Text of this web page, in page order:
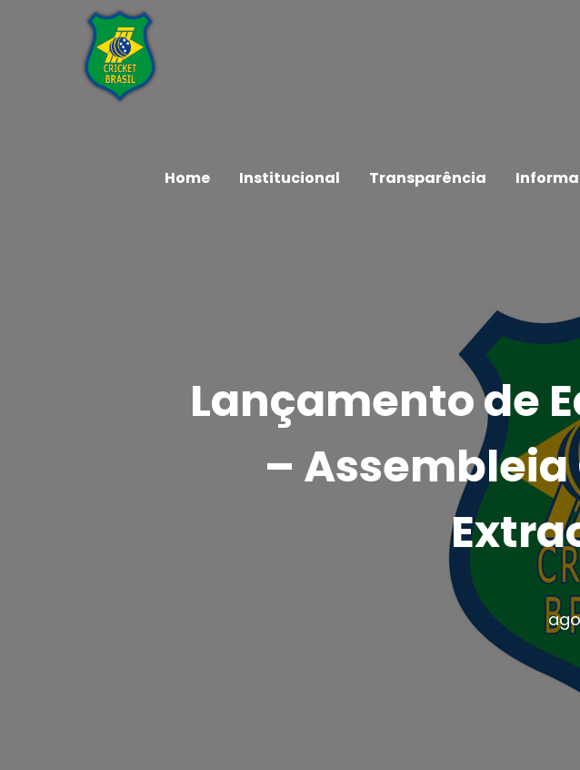
Home Institucional Transparência
Lançamento de
–